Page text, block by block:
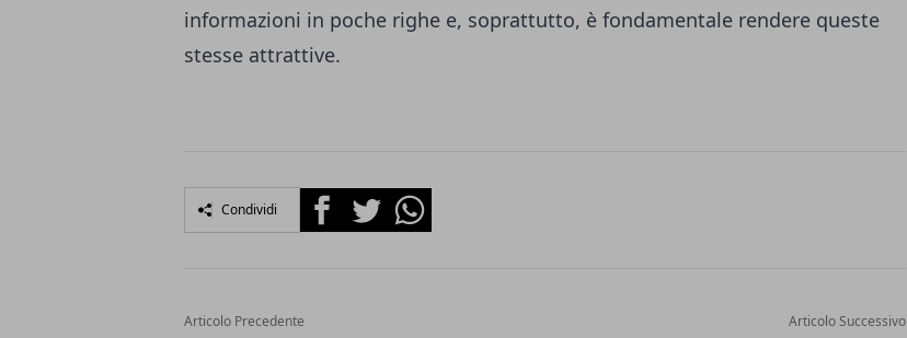
informazioni in poche righe e, soprattutto, è fondamentale rendere queste
stesse attrattive.
Condividi FacebookTwitterWhatsapp
Articolo Precedente Articolo Successivo